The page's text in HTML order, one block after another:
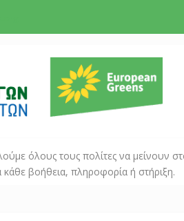
όλους τους πολίτες να μείνουν
κάθε βοήθεια, πληροφορία ή στήριξη.